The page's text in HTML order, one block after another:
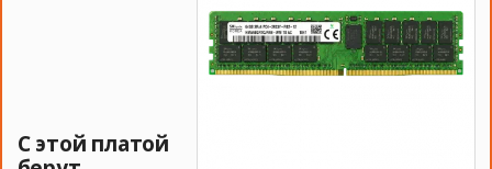
С этой платой